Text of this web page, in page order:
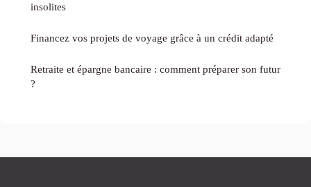
insolites
Financez vos projets de voyage grâce à un crédit adapté
Retraite et épargne bancaire : comment préparer son futur
?